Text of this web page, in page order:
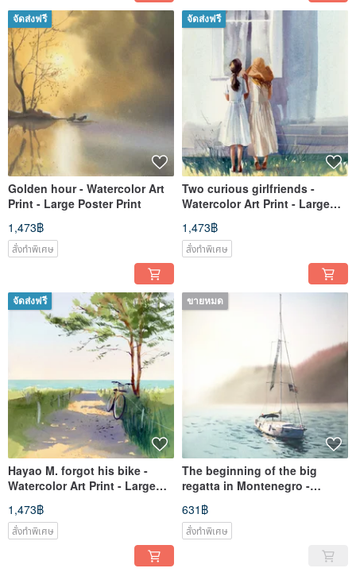
จัดส่งฟรี
Golden hour - Watercolor Art
Print - Large Poster Print
1,473฿
สั่งทำพิเศษ
จัดส่งฟรี
Two curious girlfriends -
Watercolor Art Print - Large
1,473฿
สั่งทำพิเศษ
จัดส่งฟรี
Hayao M. forgot his bike -
Watercolor Art Print - Large
1,473฿
สั่งทำพิเศษ
ขายหมด
The beginning of the big
regatta in Montenegro -
631฿
สั่งทำพิเศษ